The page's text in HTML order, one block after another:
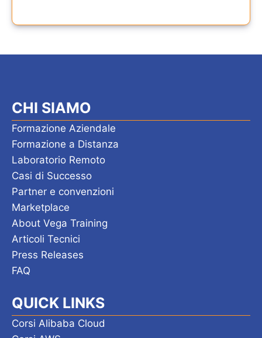
CHI SIAMO
Formazione Aziendale
Formazione a Distanza
Laboratorio Remoto
Casi di Successo
Partner e convenzioni
Marketplace
About Vega Training
Articoli Tecnici
Press Releases
FAQ
QUICK LINKS
Corsi Alibaba Cloud